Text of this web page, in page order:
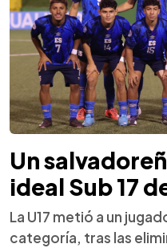
Un
ideal Sub 17
La U17 metió a un
categoría, tras las